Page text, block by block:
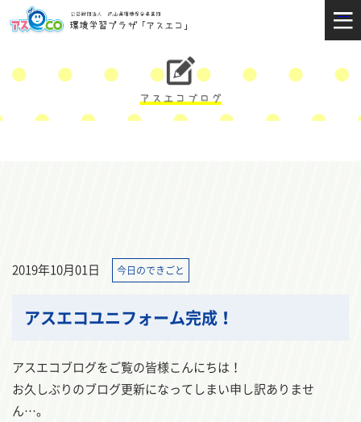
2019年10月01日 今日のできごと
アスエコユニフォーム完成！
アスエコブログをご覧の皆様こんにちは！
お久しぶりのブログ更新になってしまい申し訳ありませ
ん…。